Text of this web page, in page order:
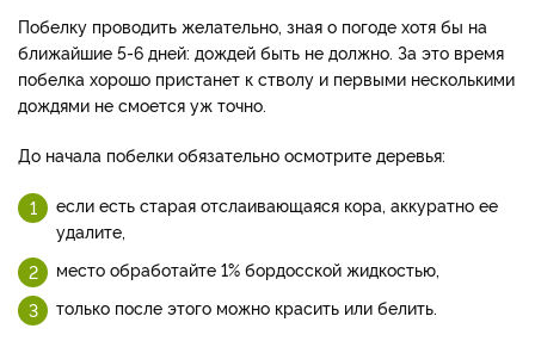
Побелку проводить желательно, зная о погоде хотя бы на
ближайшие 5-6 дней: дождей быть не должно. За это время
побелка хорошо пристанет к стволу и первыми несколькими
дождями не смоется уж точно.
До начала побелки обязательно осмотрите деревья:
если есть старая отслаивающаяся кора, аккуратно ее
удалите,
место обработайте 1% бордосской жидкостью,
только после этого можно красить или белить.